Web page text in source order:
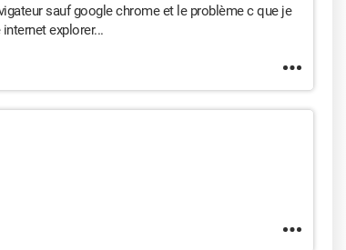
sauf google chrome et le problème c que je
explorer...